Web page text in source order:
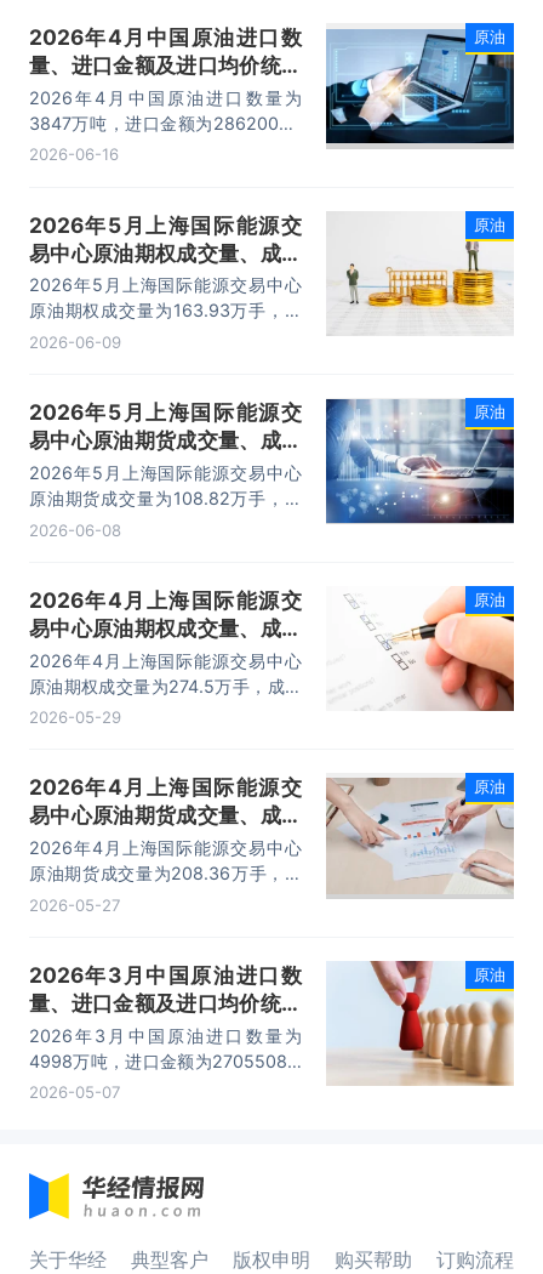
2026年4月中国原油进口数
量、进口金额及进口均价统计
分析
2026年4月中国原油进口数量为
3847万吨，进口金额为2862006.1
万美元，进口均价为744美元/吨。
2026-06-16
原油
2026年5月上海国际能源交
易中心原油期权成交量、成交
金额及成交均价统计
2026年5月上海国际能源交易中心
原油期权成交量为163.93万手，成
交金额为148.16亿元，成交均价为
2026-06-09
原油
2026年5月上海国际能源交
易中心原油期货成交量、成交
金额及成交均价统计
2026年5月上海国际能源交易中心
原油期货成交量为108.82万手，成
交金额为6912.14亿元，成交均价为
2026-06-08
原油
2026年4月上海国际能源交
易中心原油期权成交量、成交
金额及成交均价统计
2026年4月上海国际能源交易中心
原油期权成交量为274.5万手，成交
金额为366.37亿元，成交均价为
2026-05-29
原油
2026年4月上海国际能源交
易中心原油期货成交量、成交
金额及成交均价统计
2026年4月上海国际能源交易中心
原油期货成交量为208.36万手，成
交金额为13704.12亿元，成交均价
2026-05-27
原油
2026年3月中国原油进口数
量、进口金额及进口均价统计
分析
2026年3月中国原油进口数量为
4998万吨，进口金额为2705508.7
万美元，进口均价为541.3美元/吨。
2026-05-07
原油
关于华经 典型客户 版权申明 购买帮助 订购流程